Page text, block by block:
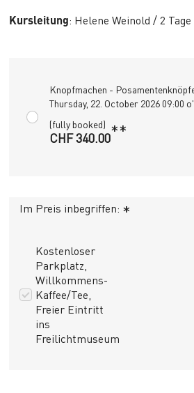
Kursleitung: Helene Weinold / 2 Tage
Knopfmachen -
Thursday, 22. October 2026 09:00
(fully booked)
CHF 340.00**
Im Preis inbegriffen: *
Kostenloser
Parkplatz,
Willkommens-
Kaffee/Tee,
Freier Eintritt
ins
Freilichtmuseum